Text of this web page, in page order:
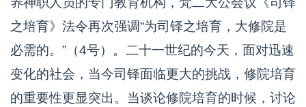
之培育》法令再次强调“为司铎之培育，大修院是
必需的。”（4号）。二十一世纪的今天，面对迅速
变化的社会，当今司铎面临更大的挑战，修院培育
的重要性更显突出。当谈论修院培育的时候，讨论